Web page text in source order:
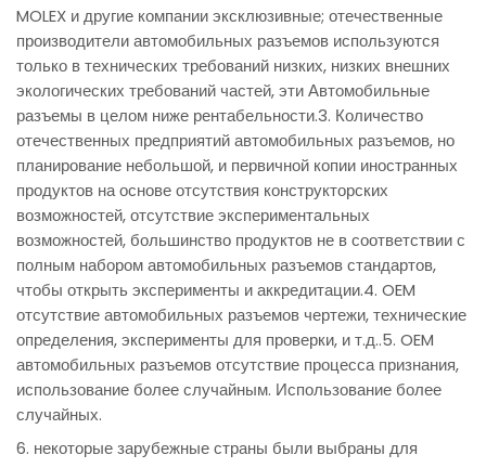
MOLEX и другие компании эксклюзивные; отечественные
производители автомобильных разъемов используются
только в технических требований низких, низких внешних
экологических требований частей, эти Автомобильные
разъемы в целом ниже рентабельности.3. Количество
отечественных предприятий автомобильных разъемов, но
планирование небольшой, и первичной копии иностранных
продуктов на основе отсутствия конструкторских
возможностей, отсутствие экспериментальных
возможностей, большинство продуктов не в соответствии с
полным набором автомобильных разъемов стандартов,
чтобы открыть эксперименты и аккредитации.4. OEM
отсутствие автомобильных разъемов чертежи, технические
определения, эксперименты для проверки, и т.д..5. OEM
автомобильных разъемов отсутствие процесса признания,
использование более случайным. Использование более
случайных.
6. некоторые зарубежные страны были выбраны для